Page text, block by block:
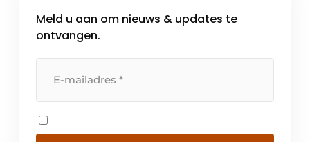
Meld u aan om nieuws & updates te
ontvangen.